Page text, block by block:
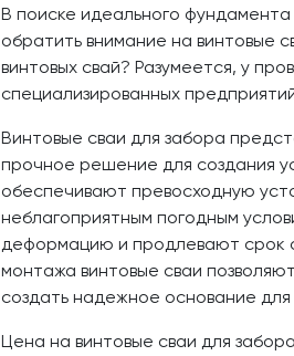
В поиске идеального
обратить внимание на винтовые
винтовых свай? Разумеется, у
специализированных
Винтовые сваи для забора
прочное решение для создания
обеспечивают превосходную
неблагоприятным погодным
деформацию и продлевают срок
монтажа винтовые сваи
создать надежное основание для
Цена на винтовые сваи для